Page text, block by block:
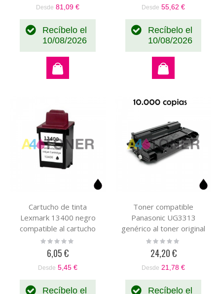
Desde 81,09 €
Recíbelo el
10/08/2026
Desde 55,62 €
Recíbelo el
10/08/2026
Cartucho de tinta
Lexmark 13400 negro
compatible al cartucho
original Lexmark
13400HC
Rating:
6,05 €
Desde 5,45 €
Recíbelo el
Toner compatible
Panasonic UG3313
genérico al toner original
Panasonic UG3313 / UG
3313
Rating:
24,20 €
Desde 21,78 €
Recíbelo el